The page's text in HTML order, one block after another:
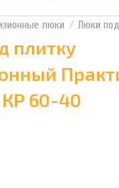
люки Люки
плитку
60-40